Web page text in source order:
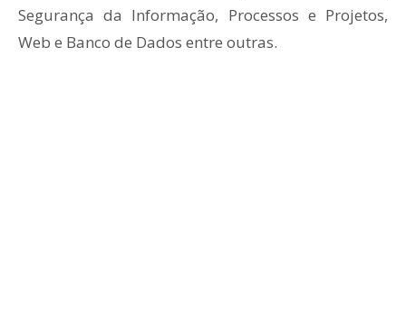
Segurança da Informação, Processos e Projetos,
Web e Banco de Dados entre outras.